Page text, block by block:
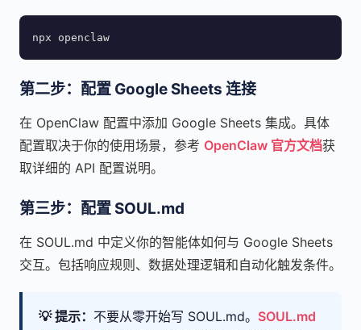
npx openclaw
第二步：配置 Google Sheets 连接
在 OpenClaw 配置中添加 Google Sheets 集成。具体
配置取决于你的使用场景，参考 OpenClaw 官方文档获
取详细的 API 配置说明。
第三步：配置 SOUL.md
在 SOUL.md 中定义你的智能体如何与 Google Sheets
交互。包括响应规则、数据处理逻辑和自动化触发条件。
💡 提示： 不要从零开始写 SOUL.md。 SOUL.md